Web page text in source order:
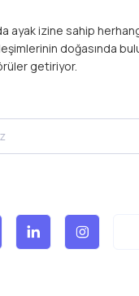
ayak izine sahip
doğasında
getiriyor.